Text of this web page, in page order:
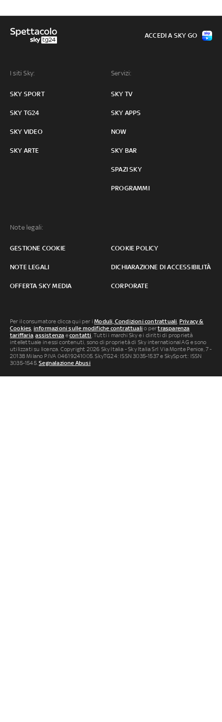
I siti Sky:
SKY SPORT
SKY TG24
SKY VIDEO
SKY ARTE
Servizi:
SKY TV
SKY APPS
NOW
SKY BAR
SPAZI SKY
PROGRAMMI
Note legali:
GESTIONE COOKIE COOKIE POLICY
NOTE LEGALI DICHIARAZIONE DI ACCESSIBILITÀ
OFFERTA SKY MEDIA CORPORATE
ACCEDI A SKY GO
Per il consumatore clicca qui per iModuli, Condizioni contrattuali Privacy &
Cookies informazioni sulle modifiche contrattuali o pertrasparenza
tariffaria ,assistenza econtatti . Tutti i marchi Sky e i diritti di proprietà
intellettuale in essi contenuti, sono di proprietà di Sky international AG e sono
utilizzati su licenza. Copyright 2026 Sky Italia - Sky Italia Srl Via Monte Penice, 7 -
20138 Milano P.IVA 04619241005. SkyTG24: ISSN 3035-1537 e SkySport: ISSN
3035-1545.Segnalazione Abusi